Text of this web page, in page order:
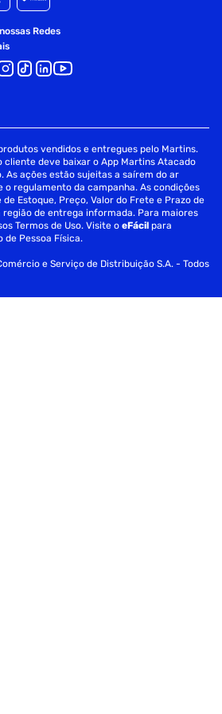
Redes
vendidos e entregues pelo Martins.
cliente deve baixar o App Martins Atacado
As ações estão sujeitas a saírem do ar
regulamento da campanha. As condições
Estoque, Preço, Valor do Frete e Prazo de
de entrega informada. Para maiores
Termos de Uso. Visite oeFácil para
de Pessoa Física.
e Serviço de Distribuição S.A. - Todos